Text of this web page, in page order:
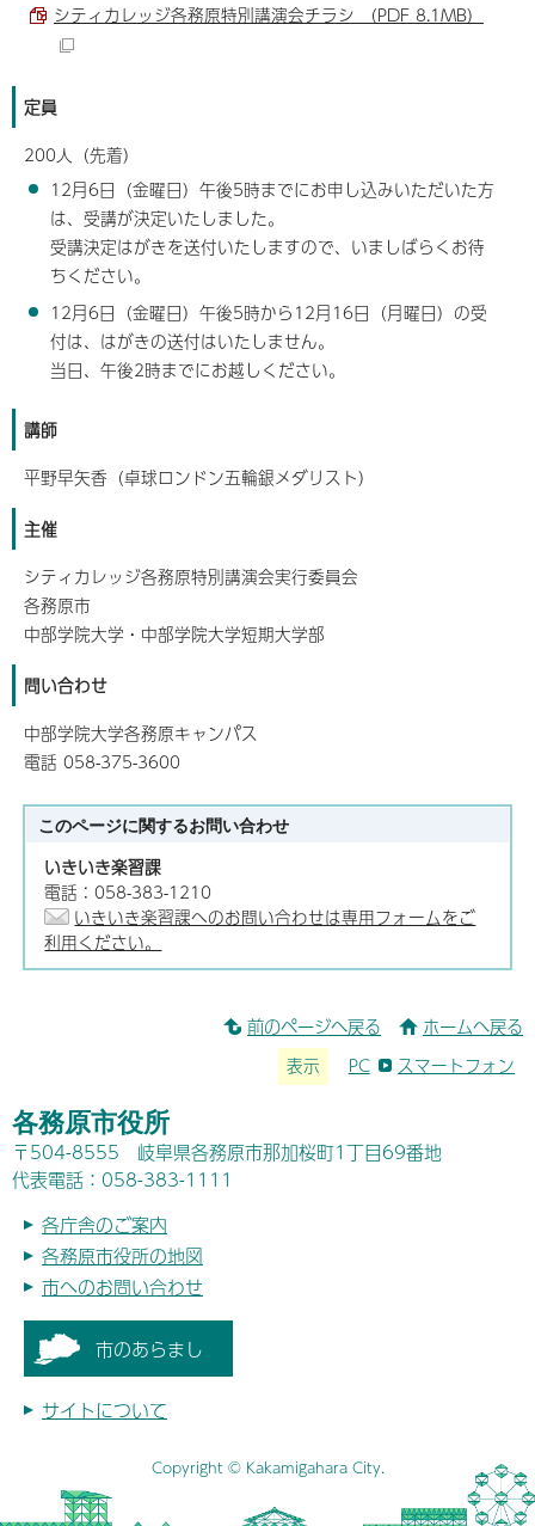
シティカレッジ各務原特別講演会チラシ （PDF 8.1MB）
定員
200人（先着）
12月6日（金曜日）午後5時までにお申し込みいただいた方
は、受講が決定いたしました。
受講決定はがきを送付いたしますので、いましばらくお待
ちください。
12月6日（金曜日）午後5時から12月16日（月曜日）の受
付は、はがきの送付はいたしません。
当日、午後2時までにお越しください。
講師
平野早矢香（卓球ロンドン五輪銀メダリスト）
主催
シティカレッジ各務原特別講演会実行委員会
各務原市
中部学院大学・中部学院大学短期大学部
問い合わせ
中部学院大学各務原キャンパス
電話 058-375-3600
このページに関するお問い合わせ
いきいき楽習課
電話：058-383-1210
いきいき楽習課へのお問い合わせは専用フォームをご
利用ください。
前のページへ戻る ホームへ戻る
表示 PC スマートフォン
各務原市役所
〒504-8555 岐阜県各務原市那加桜町1丁目69番地
代表電話：058-383-1111
各庁舎のご案内
各務原市役所の地図
市へのお問い合わせ
市のあらまし
サイトについて
Copyright © Kakamigahara City.